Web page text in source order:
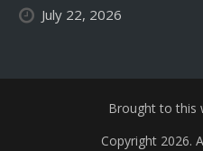
July 22, 2026
Brought to this
Copyright 2026.